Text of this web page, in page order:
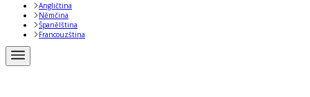
Angličtina
Němčina
Španělština
Francouzština